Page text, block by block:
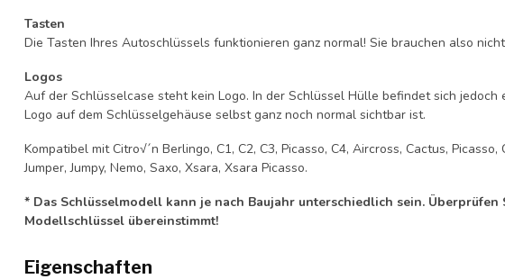
Tasten
Die Tasten Ihres Autoschlüssels funktionieren ganz normal! Sie brauchen also
Logos
Auf der Schlüsselcase steht kein Logo. In der Schlüssel Hülle befindet sich jedoch
Logo auf dem Schlüsselgehäuse selbst ganz noch normal sichtbar ist.
Kompatibel mit Citro√´n Berlingo, C1, C2, C3, Picasso, C4, Aircross, Cactus, Picasso,
Jumper, Jumpy, Nemo, Saxo, Xsara, Xsara Picasso.
* Das Schlüsselmodell kann je nach Baujahr unterschiedlich sein.
Modellschlüssel übereinstimmt!
Eigenschaften